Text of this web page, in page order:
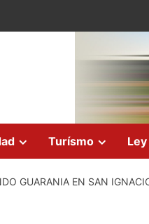
Turísmo
GUARANIA EN SAN